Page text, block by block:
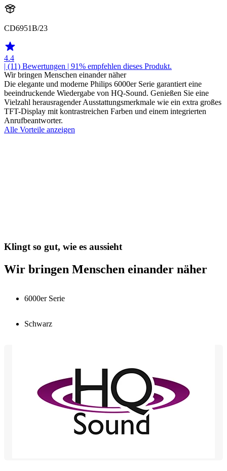
CD6951B/23
4.4
| (11) Bewertungen | 91% empfehlen dieses Produkt.
Wir bringen Menschen einander näher
Die elegante und moderne Philips 6000er Serie garantiert eine
beeindruckende Wiedergabe von HQ-Sound. Genießen Sie eine
Vielzahl herausragender Ausstattungsmerkmale wie ein extra großes
TFT-Display mit kontrastreichen Farben und einem integrierten
Anrufbeantworter.
Alle Vorteile anzeigen
Klingt so gut, wie es aussieht
Wir bringen Menschen einander näher
6000er Serie
Schwarz